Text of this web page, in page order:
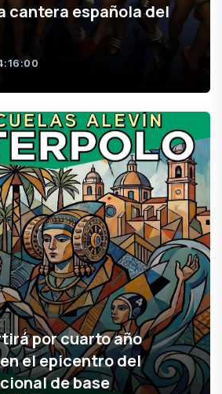
cantera española del
por cuarto año
el epicentro del
de base